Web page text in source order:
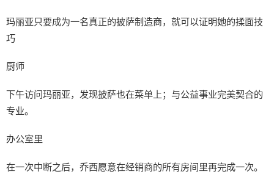
玛丽亚只要成为一名真正的披萨制造商，就可以证明她的揉面技
巧
厨师
下午访问玛丽亚，发现披萨也在菜单上；与公益事业完美契合的
专业。
办公室里
在一次中断之后，乔西愿意在经销商的所有房间里再完成一次。